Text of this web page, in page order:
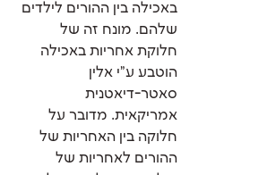
באכילה בין ההורים לילדים
שלהם. מונח זה של
חלוקת אחריות באכילה
הוטבע ע"י אלין
סאטר-דיאטנית
אמריקאית. מדובר על
חלוקה בין האחריות של
ההורים לאחריות של